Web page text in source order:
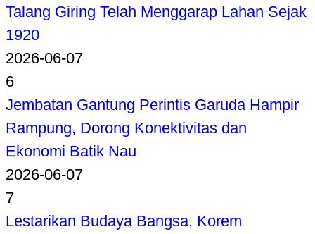
Talang Giring Telah Menggarap Lahan Sejak
1920
2026-06-07
6
Jembatan Gantung Perintis Garuda Hampir
Rampung, Dorong Konektivitas dan
Ekonomi Batik Nau
2026-06-07
7
Lestarikan Budaya Bangsa, Korem